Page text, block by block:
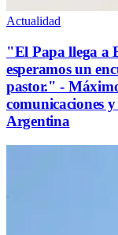
Actualidad
"El Papa llega a
esperamos un
pastor." -
comunicaciones
Argentina